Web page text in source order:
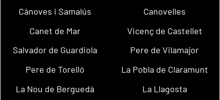
Cànoves i Samalús
Canovelles
Canet de Mar
Vicenç de Castellet
Salvador de Guardiola
Pere de Vilamajor
Pere de Torelló
La Pobla de Claramunt
La Nou de Berguedà
La Llagosta